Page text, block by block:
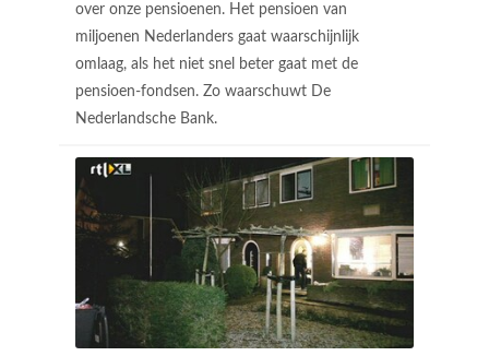
over onze pensioenen. Het pensioen van
miljoenen Nederlanders gaat waarschijnlijk
omlaag, als het niet snel beter gaat met de
pensioen-fondsen. Zo waarschuwt De
Nederlandsche Bank.